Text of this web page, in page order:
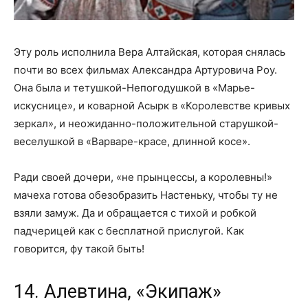
Эту роль исполнила Вера Алтайская, которая снялась
почти во всех фильмах Александра Артуровича Роу.
Она была и тетушкой-Непогодушкой в «Марье-
искуснице», и коварной Асырк в «Королевстве кривых
зеркал», и неожиданно-положительной старушкой-
веселушкой в «Варваре-красе, длинной косе».
Ради своей дочери, «не прынцессы, а королевны!»
мачеха готова обезобразить Настеньку, чтобы ту не
взяли замуж. Да и обращается с тихой и робкой
падчерицей как с бесплатной прислугой. Как
говорится, фу такой быть!
14. Алевтина, «Экипаж»